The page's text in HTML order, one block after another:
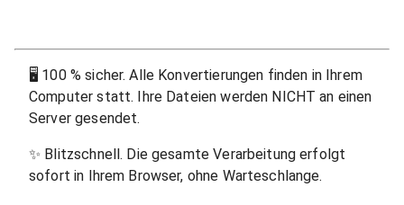
🖥 100 % sicher. Alle Konvertierungen finden in Ihrem
Computer statt. Ihre Dateien werden NICHT an einen
Server gesendet.
✨ Blitzschnell. Die gesamte Verarbeitung erfolgt
sofort in Ihrem Browser, ohne Warteschlange.